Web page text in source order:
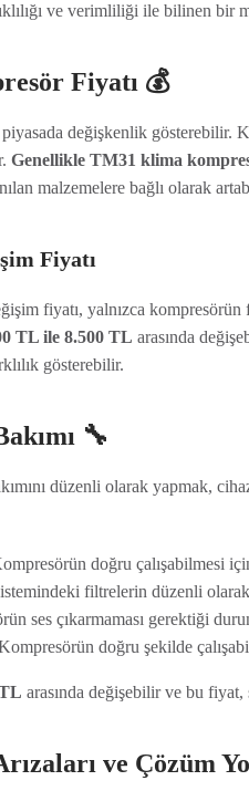
ve verimliliği ile bilinen bir
Fiyatı 💰
değişkenlik gösterebilir.
Genellikle TM31 klima
malzemelere bağlı olarak
Fiyatı
fiyatı, yalnızca
TL ile 8.500 TL arasında
gösterebilir.
🔧
düzenli olarak yapmak,
doğru çalışabilmesi
filtrelerin düzenli olarak
ses çıkarmaması gerektiği
doğru şekilde
arasında değişebilir ve bu
ve Çözüm